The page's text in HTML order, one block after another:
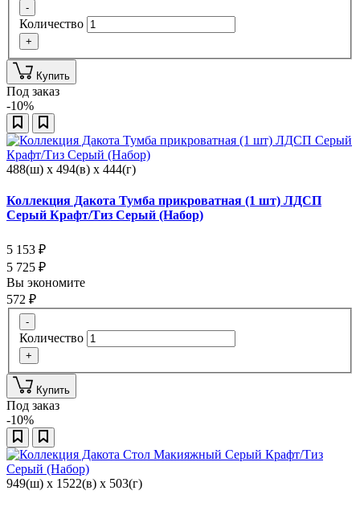
-
Количество
+
Купить
Под заказ
-10%
488(ш) x 494(в) x 444(г)
Коллекция Дакота Тумба прикроватная (1 шт) ЛДСП
Серый Крафт/Тиз Серый (Набор)
5 153 ₽
5 725 ₽
Вы экономите
572 ₽
-
Количество
+
Купить
Под заказ
-10%
949(ш) x 1522(в) x 503(г)